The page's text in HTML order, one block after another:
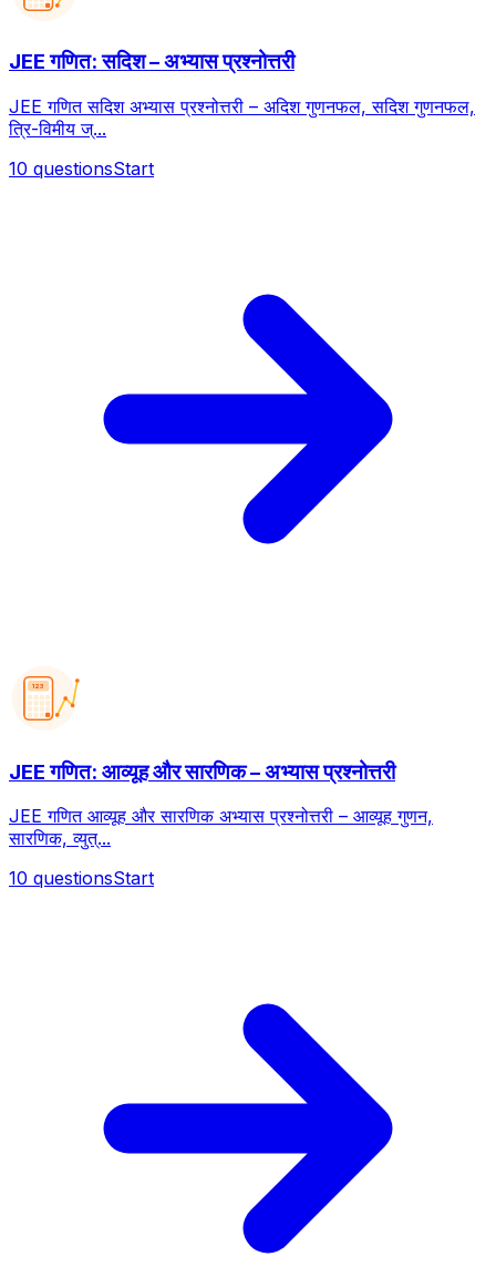
JEE गणित: सदिश – अभ्यास प्रश्नोत्तरी
JEE गणित सदिश अभ्यास प्रश्नोत्तरी – अदिश गुणनफल, सदिश गुणनफल,
त्रि-विमीय ज्...
10 questionsStart
123
JEE गणित: आव्यूह और सारणिक – अभ्यास प्रश्नोत्तरी
JEE गणित आव्यूह और सारणिक अभ्यास प्रश्नोत्तरी – आव्यूह गुणन,
सारणिक, व्युत्...
10 questionsStart